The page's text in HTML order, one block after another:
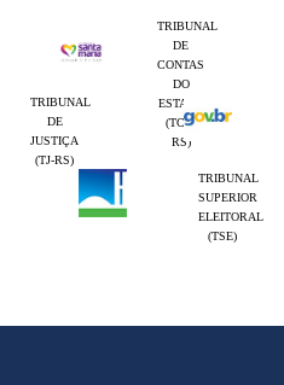
TRIBUNAL
DE
CONTAS
DO
ESTADO
(TCE-
RS)
TRIBUNAL
DE
JUSTIÇA
(TJ-RS)
TRIBUNAL
SUPERIOR
ELEITORAL
(TSE)